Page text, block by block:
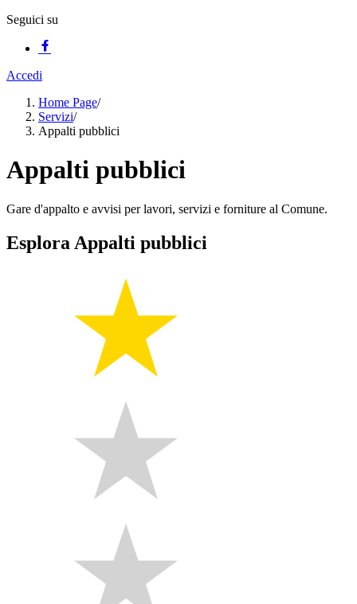
Seguici su
Accedi
Home Page/
Servizi/
Appalti pubblici
Appalti pubblici
Gare d'appalto e avvisi per lavori, servizi e forniture al Comune.
Esplora Appalti pubblici